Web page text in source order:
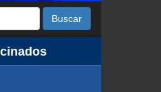
Buscar